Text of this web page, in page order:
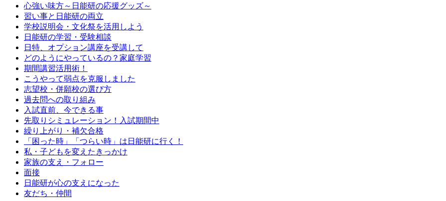
心強い味方～日能研の応援グッズ～
習い事と日能研の両立
学校説明会・文化祭を活用しよう
日能研の学習・受験相談
日特、オプション講座を受講して
どのようにやっているの？家庭学習
期間講習活用術！
こうやって弱点を克服しました
志望校・併願校の選び方
過去問への取り組み
入試直前、今できる事
先取りシミュレーション！入試期間中
繰り上がり・補欠合格
「困った時」「つらい時」は日能研に行く！
私・子どもを変えたきっかけ
家族の支え・フォロー
面接
日能研が心の支えになった
友だち・仲間